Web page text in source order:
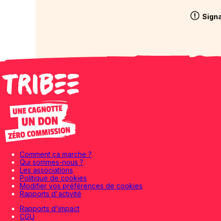
Comment ça marche ?
Qui sommes-nous ?
Les associations
Politique de cookies
Modifier vos préférences de cookies
Rapports d'activité
Rapports d'impact
CGU